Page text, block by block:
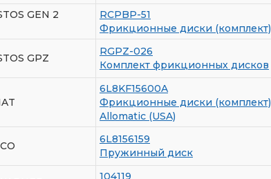
GEN 2
RCPBP-51
Фрикционные диски (комплект)
GPZ
RGPZ-026
Комплект фрикционных дисков
6L8KF15600A
Фрикционные диски (комплект)
Allomatic (USA)
6L8156159
Пружинный диск
104119